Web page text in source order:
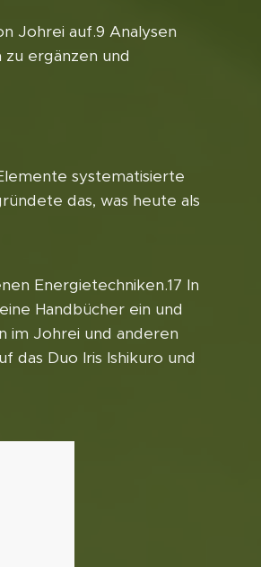
Johrei auf.9 Analysen
ergänzen und
systematisierte
das, was heute als
Energietechniken.17 In
Handbücher ein und
im Johrei und anderen
das Duo Iris Ishikuro und